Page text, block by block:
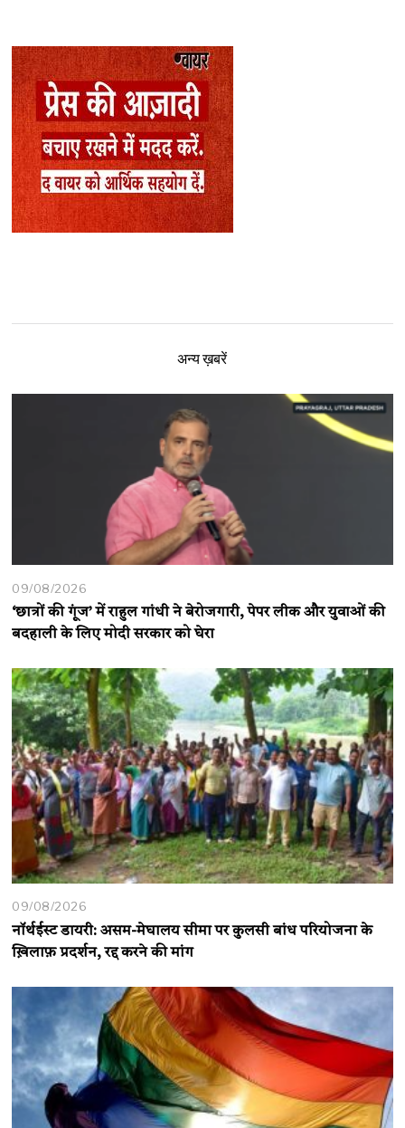
अन्य ख़बरें
09/08/2026
‘छात्रों की गूंज’ में राहुल गांधी ने बेरोजगारी, पेपर लीक और युवाओं की
बदहाली के लिए मोदी सरकार को घेरा
09/08/2026
नॉर्थईस्ट डायरी: असम-मेघालय सीमा पर कुलसी बांध परियोजना के
ख़िलाफ़ प्रदर्शन, रद्द करने की मांग